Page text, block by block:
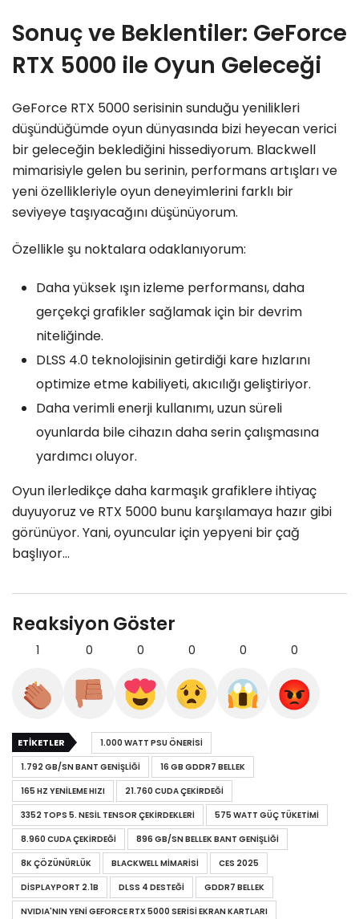
Sonuç ve Beklentiler: GeForce
RTX 5000 ile Oyun Geleceği
GeForce RTX 5000 serisinin sunduğu yenilikleri
düşündüğümde oyun dünyasında bizi heyecan verici
bir geleceğin beklediğini hissediyorum. Blackwell
mimarisiyle gelen bu serinin, performans artışları ve
yeni özellikleriyle oyun deneyimlerini farklı bir
seviyeye taşıyacağını düşünüyorum.
Özellikle şu noktalara odaklanıyorum:
Daha yüksek ışın izleme performansı, daha
gerçekçi grafikler sağlamak için bir devrim
niteliğinde.
DLSS 4.0 teknolojisinin getirdiği kare hızlarını
optimize etme kabiliyeti, akıcılığı geliştiriyor.
Daha verimli enerji kullanımı, uzun süreli
oyunlarda bile cihazın daha serin çalışmasına
yardımcı oluyor.
Oyun ilerledikçe daha karmaşık grafiklere ihtiyaç
duyuyoruz ve RTX 5000 bunu karşılamaya hazır gibi
görünüyor. Yani, oyuncular için yepyeni bir çağ
başlıyor…
Reaksiyon Göster
1 0 0 0 0 0
ETIKETLER
1.000 WATT PSU ÖNERISI
1.792 GB/SN BANT GENIŞLIĞI
16 GB GDDR7 BELLEK
165 HZ YENILEME HIZI
21.760 CUDA ÇEKIRDEĞI
3352 TOPS 5. NESIL TENSOR ÇEKIRDEKLERI
575 WATT GÜÇ TÜKETIMI
8.960 CUDA ÇEKIRDEĞI
896 GB/SN BELLEK BANT GENIŞLIĞI
8K ÇÖZÜNÜRLÜK
BLACKWELL MIMARISI
CES 2025
DISPLAYPORT 2.1B
DLSS 4 DESTEĞI
GDDR7 BELLEK
NVIDIA'NIN YENI GEFORCE RTX 5000 SERISI EKRAN KARTLARI